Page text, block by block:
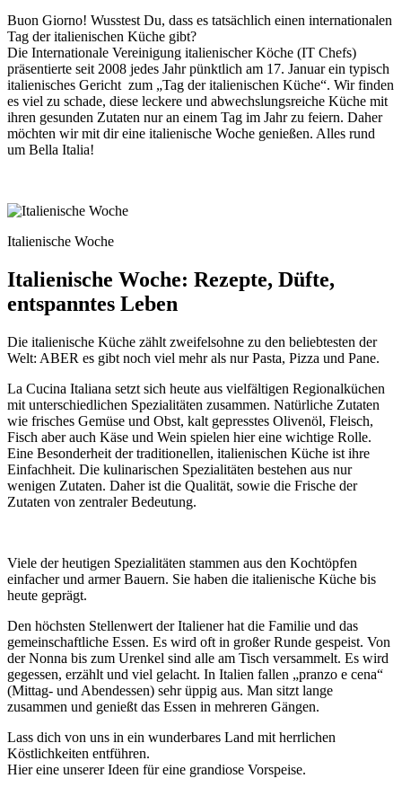
Buon Giorno! Wusstest Du, dass es tatsächlich einen internationalen
Tag der italienischen Küche gibt?
Die Internationale Vereinigung italienischer Köche (IT Chefs)
präsentierte seit 2008 jedes Jahr pünktlich am 17. Januar ein typisch
italienisches Gericht zum „Tag der italienischen Küche“. Wir finden
es viel zu schade, diese leckere und abwechslungsreiche Küche mit
ihren gesunden Zutaten nur an einem Tag im Jahr zu feiern. Daher
möchten wir mit dir eine italienische Woche genießen. Alles rund
um Bella Italia!
Italienische Woche
Italienische Woche: Rezepte, Düfte,
entspanntes Leben
Die italienische Küche zählt zweifelsohne zu den beliebtesten der
Welt: ABER es gibt noch viel mehr als nur Pasta, Pizza und Pane.
La Cucina Italiana setzt sich heute aus vielfältigen Regionalküchen
mit unterschiedlichen Spezialitäten zusammen. Natürliche Zutaten
wie frisches Gemüse und Obst, kalt gepresstes Olivenöl, Fleisch,
Fisch aber auch Käse und Wein spielen hier eine wichtige Rolle.
Eine Besonderheit der traditionellen, italienischen Küche ist ihre
Einfachheit. Die kulinarischen Spezialitäten bestehen aus nur
wenigen Zutaten. Daher ist die Qualität, sowie die Frische der
Zutaten von zentraler Bedeutung.
Viele der heutigen Spezialitäten stammen aus den Kochtöpfen
einfacher und armer Bauern. Sie haben die italienische Küche bis
heute geprägt.
Den höchsten Stellenwert der Italiener hat die Familie und das
gemeinschaftliche Essen. Es wird oft in großer Runde gespeist. Von
der Nonna bis zum Urenkel sind alle am Tisch versammelt. Es wird
gegessen, erzählt und viel gelacht. In Italien fallen „pranzo e cena“
(Mittag- und Abendessen) sehr üppig aus. Man sitzt lange
zusammen und genießt das Essen in mehreren Gängen.
Lass dich von uns in ein wunderbares Land mit herrlichen
Köstlichkeiten entführen.
Hier eine unserer Ideen für eine grandiose Vorspeise.